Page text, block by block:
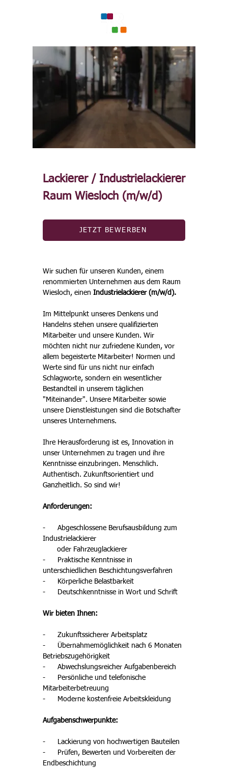
Lackierer / Industrielackierer
Raum Wiesloch (m/w/d)
JETZT BEWERBEN
Wir suchen für unseren Kunden, einem
renommierten Unternehmen aus dem Raum
Wiesloch, einen Industrielackierer (m/w/d).
Im Mittelpunkt unseres Denkens und
Handelns stehen unsere qualifizierten
Mitarbeiter und unsere Kunden. Wir
möchten nicht nur zufriedene Kunden, vor
allem begeisterte Mitarbeiter! Normen und
Werte sind für uns nicht nur einfach
Schlagworte, sondern ein wesentlicher
Bestandteil in unserem täglichen
"Miteinander". Unsere Mitarbeiter sowie
unsere Dienstleistungen sind die Botschafter
unseres Unternehmens.
Ihre Herausforderung ist es, Innovation in
unser Unternehmen zu tragen und ihre
Kenntnisse einzubringen. Menschlich.
Authentisch. Zukunftsorientiert und
Ganzheitlich. So sind wir!
Anforderungen:
-      Abgeschlossene Berufsausbildung zum
Industrielackierer
       oder Fahrzeuglackierer
-      Praktische Kenntnisse in
unterschiedlichen Beschichtungsverfahren
-      Körperliche Belastbarkeit
-      Deutschkenntnisse in Wort und Schrift
Wir bieten Ihnen:
-      Zukunftssicherer Arbeitsplatz
-      Übernahmemöglichkeit nach 6 Monaten
Betriebszugehörigkeit
-      Abwechslungsreicher Aufgabenbereich
-      Persönliche und telefonische
Mitarbeiterbetreuung
-      Moderne kostenfreie Arbeitskleidung
Aufgabenschwerpunkte:
-      Lackierung von hochwertigen Bauteilen
-      Prüfen, Bewerten und Vorbereiten der
Endbeschichtung